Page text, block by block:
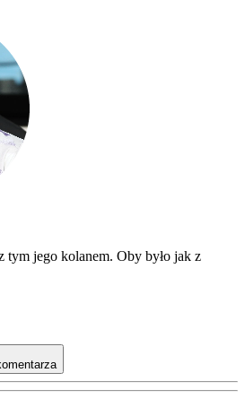
tym jego kolanem. Oby było jak z